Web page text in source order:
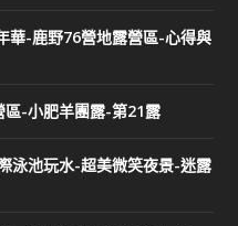
華-鹿野76營地露營區-心得與
區-小肥羊團露-第21露
泳池玩水-超美微笑夜景-迷露